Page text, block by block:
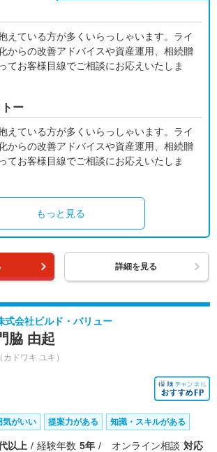
えている方が多くいらっしゃいます。ライ
からの改善アドバイスや資産運用、相続贈
てお客様目線でご相談にお応えいたしま
ー
えている方が多くいらっしゃいます。ライ
からの改善アドバイスや資産運用、相続贈
てお客様目線でご相談にお応えいたしま
もっと見る
詳細を見る
式会社ビルド・バリュー
脇 由起
（カドワキ ユキ）
気がいい 提案力がある 知識・スキルがある
以上 経験年数 5年 オンライン相談 対応